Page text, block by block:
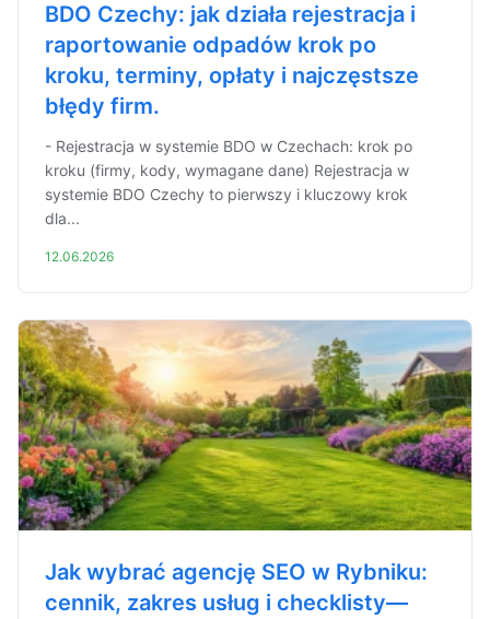
BDO Czechy: jak działa rejestracja i
raportowanie odpadów krok po
kroku, terminy, opłaty i najczęstsze
błędy firm.
- Rejestracja w systemie BDO w Czechach: krok po
kroku (firmy, kody, wymagane dane) Rejestracja w
systemie BDO Czechy to pierwszy i kluczowy krok
dla...
12.06.2026
Jak wybrać agencję SEO w Rybniku:
cennik, zakres usług i checklisty—